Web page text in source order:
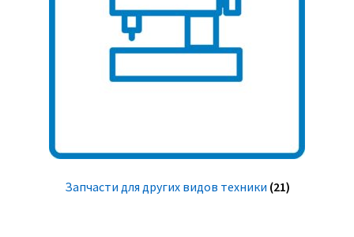
Запчасти для других видов техники (21)